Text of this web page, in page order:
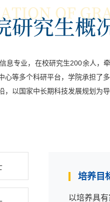
息专业，在校研究生200余人，
心等多个科研平台，学院承担了
，以国家中长期科技发展规划为
培养目
以培养具